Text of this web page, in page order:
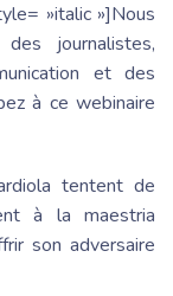
»italic »]Nous
journalistes,
et des
à ce webinaire
tentent de
à la maestria
son adversaire